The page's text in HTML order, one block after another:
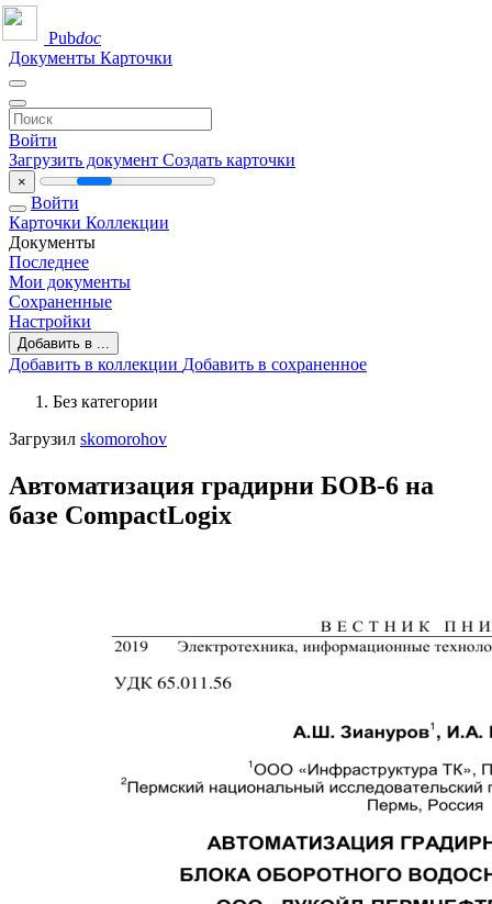
Pubdoc
Документы Карточки
Войти
Загрузить документ Создать карточки
×
Войти
Карточки Коллекции
Документы
Последнее
Мои документы
Сохраненные
Настройки
Добавить в ...
Добавить в коллекции Добавить в сохраненное
Без категории
Загрузил skomorohov
Автоматизация градирни БОВ-6 на
базе CompactLogix